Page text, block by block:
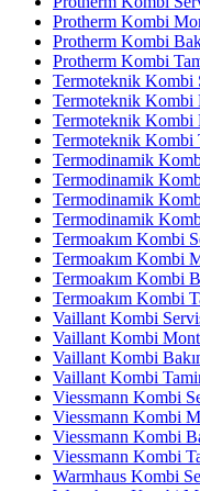
Protherm Kombi
Protherm Kombi
Protherm Kombi
Termoteknik Kombi
Termoteknik Kombi
Termoteknik Kombi
Termoteknik Kombi
Termodinamik
Termodinamik
Termodinamik
Termodinamik
Termoakım Kombi
Termoakım Kombi
Termoakım Kombi
Termoakım Kombi
Vaillant Kombi
Vaillant Kombi
Vaillant Kombi
Vaillant Kombi
Viessmann Kombi
Viessmann Kombi
Viessmann Kombi
Viessmann Kombi
Warmhaus Kombi